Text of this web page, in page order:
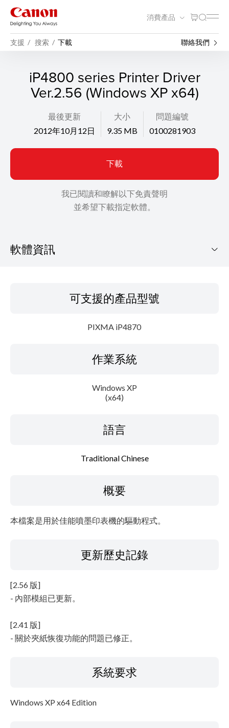
消費產品
支援 搜索 下載 聯絡我們
iP4800 series Printer Driver
Ver.2.56 (Windows XP x64)
最後更新
2012年10月12日
大小
9.35 MB
問題編號
0100281903
下載
我已閱讀和瞭解以下免責聲明
並希望下載指定軟體。
軟體資訊
可支援的產品型號
PIXMA iP4870
作業系統
Windows XP
(x64)
語言
Traditional Chinese
概要
本檔案是用於佳能噴墨印表機的驅動程式。
更新歷史記錄
[2.56 版]
- 內部模組已更新。
[2.41 版]
- 關於夾紙恢復功能的問題已修正。
系統要求
Windows XP x64 Edition